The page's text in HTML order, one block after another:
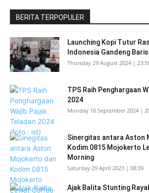
BERITA TERPOPULER
Launching Kopi Tutur
Indonesia Gandeng
Thursday 29 August 2024 |
TPS Raih Penghargaan
2024
Monday 16 September 2024 |
Sinergitas antara Aston
Kodim 0815 Mojokerto
Morning
Saturday 29 April 2023 | 08:39
Ajak Balita Stunting